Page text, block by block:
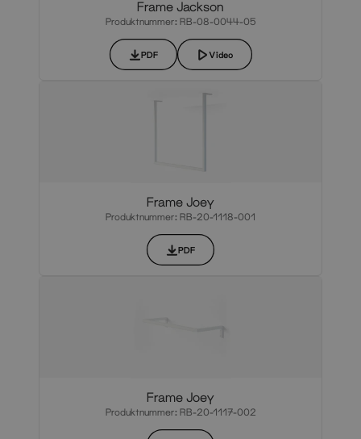
Frame Jackson
Produktnummer: RB-08-0044-05
PDF Video
Frame Joey
Produktnummer: RB-20-1118-001
PDF
Frame Joey
Produktnummer: RB-20-1117-002